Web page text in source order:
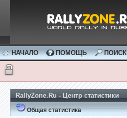
НАЧАЛО ПОМОЩЬ ПОИСК
RallyZone.Ru - Центр статистики
Общая статистика